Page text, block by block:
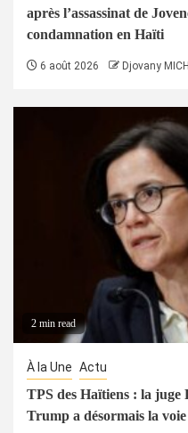
après l’assassinat de
condamnation en Haïti
6 août 2026 Djovany
2 min read
À la Une Actu
TPS des Haïtiens : la juge
Trump a désormais la